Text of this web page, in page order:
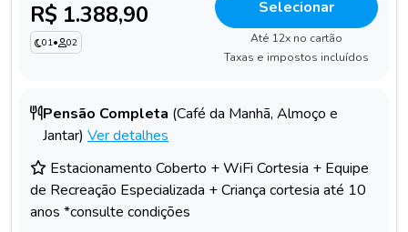
R$ 1.388,90
01• 02
Selecionar
Até 12x no cartão
Taxas e impostos incluídos
Pensão Completa (Café da Manhã, Almoço e
Jantar) Ver detalhes
Estacionamento Coberto + WiFi Cortesia + Equipe
de Recreação Especializada + Criança cortesia até 10
anos *consulte condições